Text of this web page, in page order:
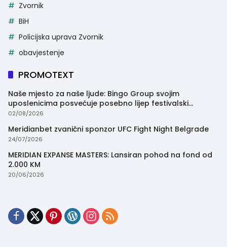
Zvornik
BiH
Policijska uprava Zvornik
obavjestenje
PROMOTEXT
Naše mjesto za naše ljude: Bingo Group svojim
uposlenicima posvećuje posebno lijep festivalski
trenutak
02/08/2026
Meridianbet zvanični sponzor UFC Fight Night Belgrade
24/07/2026
MERIDIAN EXPANSE MASTERS: Lansiran pohod na fond od
2.000 KM
20/06/2026